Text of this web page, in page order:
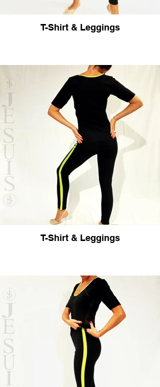
T-Shirt & Leggings
T-Shirt & Leggings